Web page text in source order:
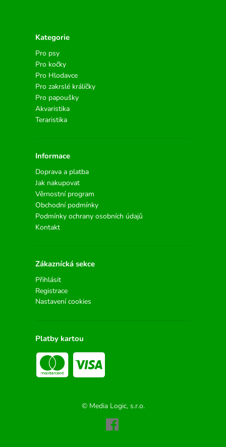
Kategorie
Pro psy
Pro kočky
Pro Hlodavce
Pro zakrslé králíčky
Pro papoušky
Akvaristika
Teraristika
Informace
Doprava a platba
Jak nakupovat
Věrnostní program
Obchodní podmínky
Podmínky ochrany osobních údajů
Kontakt
Zákaznícká sekce
Přihlásit
Registrace
Nastavení cookies
Platby kartou
© Media Logic, s.r.o.